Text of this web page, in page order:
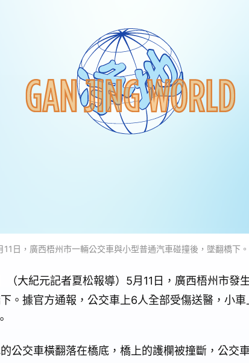
日，廣西梧州市一輛公交車與小型普通汽車碰撞後，墜翻橋下。
（大紀元記者夏松報導）5月11日，廣西梧州市發
。據官方通報，公交車上6人全部受傷送醫，小
公交車橫翻落在橋底，橋上的護欄被撞斷，公交